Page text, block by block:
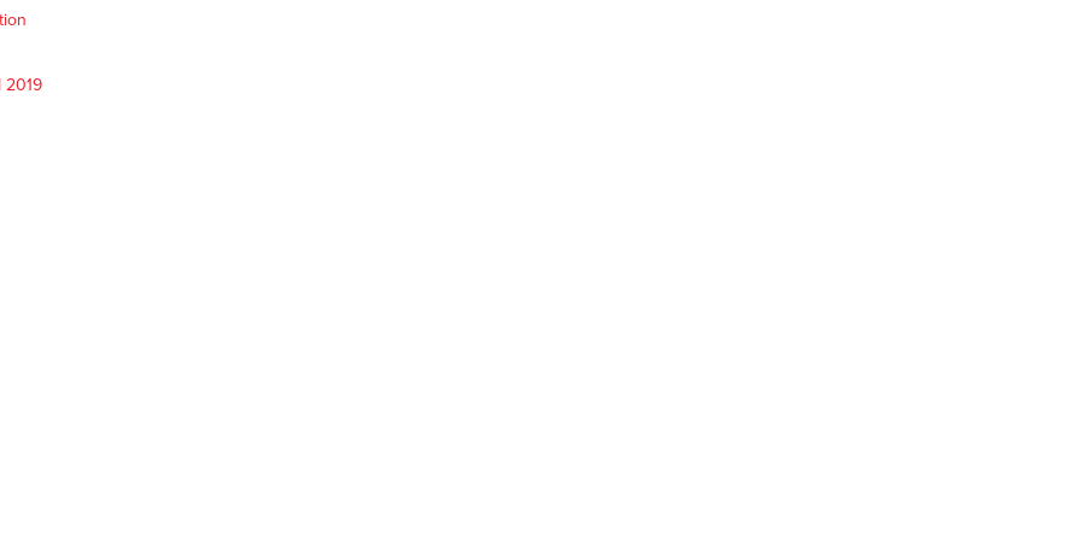
2019